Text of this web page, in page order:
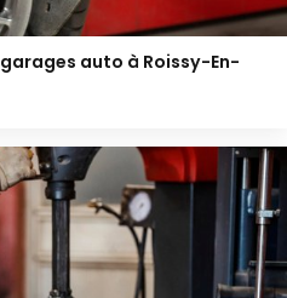
auto à Roissy-En-